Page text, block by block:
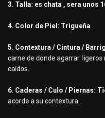
3. Talla: es chata , sera unos
4. Color de Piel: Trigueña
5. Contextura / Cintura /
carne de donde agarrar.
caídos.
6. Caderas / Culo / Piernas: T
acorde a su contextura.